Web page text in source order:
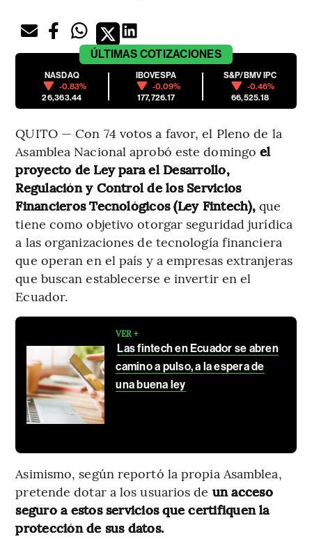
ÚLTIMAS COTIZACIONES
NASDAQ
-0.83%
26,363.44
IBOVESPA
-0.09%
177,726.17
S&P/BMV IPC
-0.46%
66,525.18
QUITO — Con 74 votos a favor, el Pleno de la
Asamblea Nacional aprobó este domingoel
proyecto de Ley para el Desarrollo,
Regulación y Control de los Servicios
Financieros Tecnológicos (Ley Fintech),que
tiene como objetivo otorgar seguridad jurídica
a las organizaciones de tecnología financiera
que operan en el país y a empresas extranjeras
que buscan establecerse e invertir en el
Ecuador.
VER +
Las fintech en Ecuador se abren
camino a pulso, a la espera de
una buena ley
Asimismo, según reportó la propia Asamblea,
pretende dotar a los usuarios de un acceso
seguro a estos servicios que certifiquen la
protección de sus datos.